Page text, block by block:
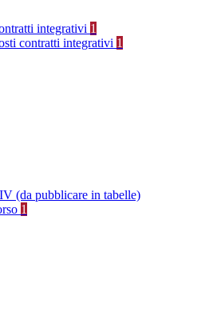
integrativi 1
contratti integrativi 1
(da pubblicare in tabelle)
1